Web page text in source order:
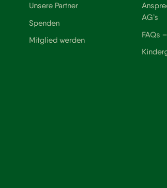
Unsere Partner
Spenden
Mitglied werden
AG’s
FAQs